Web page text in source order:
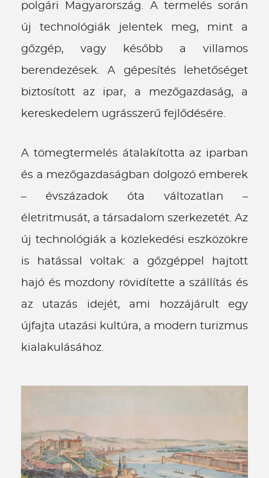
polgári Magyarország. A termelés során
új technológiák jelentek meg, mint a
gőzgép, vagy később a villamos
berendezések. A gépesítés lehetőséget
biztosított az ipar, a mezőgazdaság, a
kereskedelem ugrásszerű fejlődésére.
A tömegtermelés átalakította az iparban
és a mezőgazdaságban dolgozó emberek
– évszázadok óta változatlan –
életritmusát, a társadalom szerkezetét. Az
új technológiák a közlekedési eszközökre
is hatással voltak: a gőzgéppel hajtott
hajó és mozdony rövidítette a szállítás és
az utazás idejét, ami hozzájárult egy
újfajta utazási kultúra, a modern turizmus
kialakulásához.